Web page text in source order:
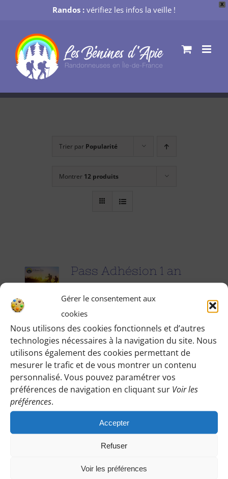
X
Randos : vérifiez les infos la veille !
Gérer le consentement aux
cookies
Nous utilisons des cookies fonctionnels et d’autres
technologies nécessaires à la navigation du site. Nous
utilisons également des cookies permettant de
mesurer le trafic et de vous montrer un contenu
personnalisé. Vous pouvez paramétrer vos
préférences de navigation en cliquant sur Voir les
préférences.
Accepter
Refuser
Voir les préférences
contenu
Trier par Popularité
Montrer 12 produits
Pass Adhésion 1 an
25.00€ pour 1 an
Accédez à toutes les informations
pratiques de nos excursions du
dimanche et des jours fériés (Point de
rendez-vous, horaires, conseils etc.), et
participez à nos activités telles que des
Pour adhérer et faire vivre notre
association, nous vous demandons
que vous pouvez régler par chèque,